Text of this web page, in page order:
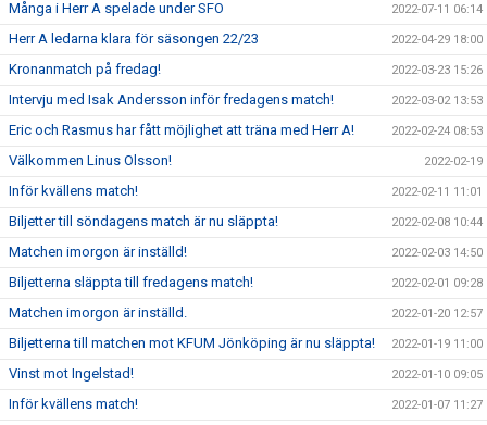
Många i Herr A spelade under SFO 2022-07-11 06:14
Herr A ledarna klara för säsongen 22/23 2022-04-29 18:00
Kronanmatch på fredag! 2022-03-23 15:26
Intervju med Isak Andersson inför fredagens match! 2022-03-02 13:53
Eric och Rasmus har fått möjlighet att träna med Herr A! 2022-02-24 08:53
Välkommen Linus Olsson! 2022-02-19
Inför kvällens match! 2022-02-11 11:01
Biljetter till söndagens match är nu släppta! 2022-02-08 10:44
Matchen imorgon är inställd! 2022-02-03 14:50
Biljetterna släppta till fredagens match! 2022-02-01 09:28
Matchen imorgon är inställd. 2022-01-20 12:57
Biljetterna till matchen mot KFUM Jönköping är nu släppta! 2022-01-19 11:00
Vinst mot Ingelstad! 2022-01-10 09:05
Inför kvällens match! 2022-01-07 11:27